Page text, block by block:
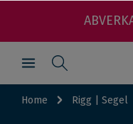
Home Rigg | Segel